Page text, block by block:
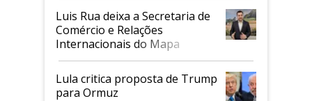
Luis Rua deixa a Secretaria de
Comércio e Relações
Internacionais do Mapa
Lula critica proposta de Trump
para Ormuz